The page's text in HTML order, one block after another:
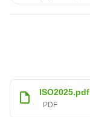
ISO2025.pdf
PDF